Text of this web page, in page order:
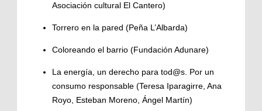
Asociación cultural El Cantero)
Torrero en la pared (Peña L’Albarda)
Coloreando el barrio (Fundación Adunare)
La energía, un derecho para tod@s. Por un
consumo responsable (Teresa Iparagirre, Ana
Royo, Esteban Moreno, Ángel Martín)